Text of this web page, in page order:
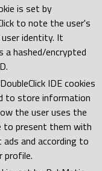
is set by
to note the user's
identity. It
a hashed/encrypted
IDE cookies
to store information
the user uses the
to present them with
ads and according to
profile.